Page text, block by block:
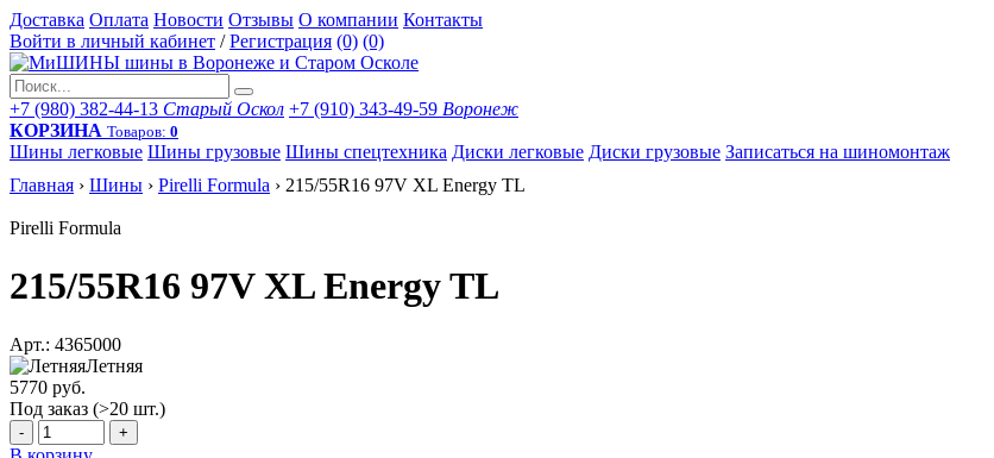
Доставка Оплата Новости Отзывы О компании Контакты
Войти в личный кабинет / Регистрация (0) (0)
+7 (980) 382-44-13 Старый Оскол +7 (910) 343-49-59 Воронеж
КОРЗИНА Товаров: 0
Шины легковые Шины грузовые Шины спецтехника Диски легковые Диски грузовые Записаться на шиномонтаж
Главная › Шины › Pirelli Formula › 215/55R16 97V XL Energy TL
Pirelli Formula
215/55R16 97V XL Energy TL
Арт.: 4365000
Летняя
5770 руб.
Под заказ (>20 шт.)
- +